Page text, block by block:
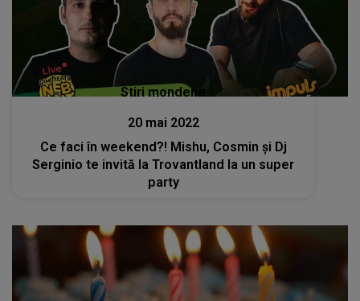
Stiri mondene
20 mai 2022
Ce faci în weekend?! Mishu, Cosmin și Dj
Serginio te invită la Trovantland la un super
party